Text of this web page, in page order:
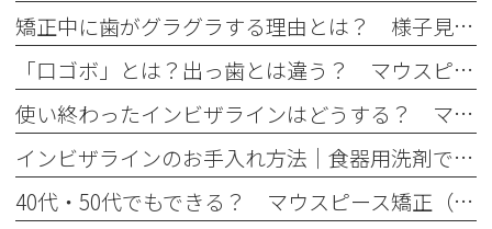
矯正中に歯がグラグラする理由とは？ 様子見していいケースと危険なサイン
「口ゴボ」とは？出っ歯とは違う？ マウスピース矯正で治せるの？
使い終わったインビザラインはどうする？ マウスピース捨て方・保管方法は？
インビザラインのお手入れ方法｜食器用洗剤でOK？正しい洗い方と注意点
40代・50代でもできる？ マウスピース矯正（インビザライン）のメリットと注意点